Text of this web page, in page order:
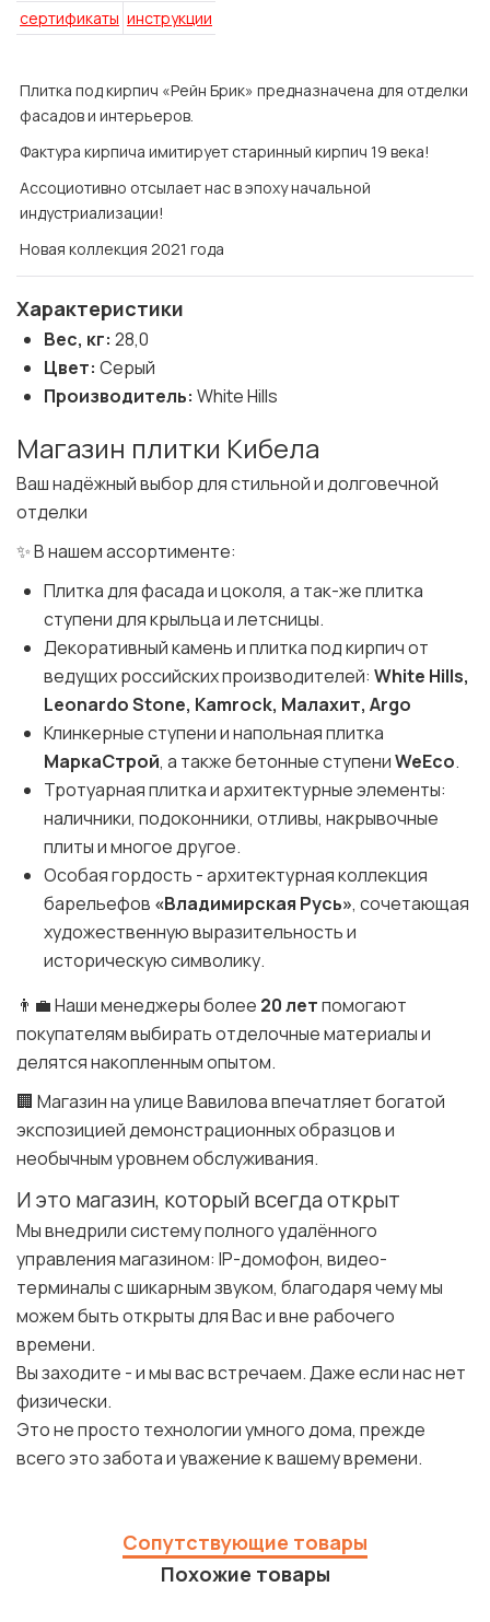
сертификаты инструкции
Плитка под кирпич «Рейн Брик» предназначена для отделки
фасадов и интерьеров.
Фактура кирпича имитирует старинный кирпич 19 века!
Ассоциотивно отсылает нас в эпоху начальной
индустриализации!
Новая коллекция 2021 года
Характеристики
Вес, кг: 28,0
Цвет: Серый
Производитель: White Hills
Магазин плитки Кибела
Ваш надёжный выбор для стильной и долговечной
отделки
✨ В нашем ассортименте:
Плитка для фасада и цоколя, а так-же плитка
ступени для крыльца и летсницы.
Декоративный камень и плитка под кирпич от
ведущих российских производителей: White Hills,
Leonardo Stone, Kamrock, Малахит, Argo
Клинкерные ступени и напольная плитка
МаркаСтрой, а также бетонные ступениWeEco.
Тротуарная плитка и архитектурные элементы:
наличники, подоконники, отливы, накрывочные
плиты и многое другое.
Особая гордость - архитектурная коллекция
барельефов «Владимирская Русь», сочетающая
художественную выразительность и
историческую символику.
👨‍💼 Наши менеджеры более 20 летпомогают
покупателям выбирать отделочные материалы и
делятся накопленным опытом.
🏢 Магазин на улице Вавилова впечатляет богатой
экспозицией демонстрационных образцов и
необычным уровнем обслуживания.
И это магазин, который всегда открыт
Мы внедрили систему полного удалённого
управления магазином: IP-домофон, видео-
терминалы с шикарным звуком, благодаря чему мы
можем быть открыты для Вас и вне рабочего
времени.
Вы заходите - и мы вас встречаем. Даже если нас нет
физически.
Это не просто технологии умного дома, прежде
всего это забота и уважение к вашему времени.
Сопутствующие товары
Похожие товары